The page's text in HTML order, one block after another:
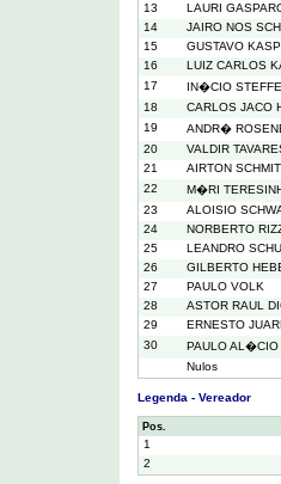
13
LAURI
14
JAIRO NOS
15
GUSTAVO
16
LUIZ CARLOS
17
IN�CIO
18
CARLOS JACO
19
ANDR�
20
VALDIR
21
AIRTON
22
M�RI
23
ALOISIO
24
NORBERTO
25
LEANDRO
26
GILBERTO
27
PAULO VOLK
28
ASTOR RAUL
29
ERNESTO
30
PAULO AL�CIO
Nulos
Legenda - Vereador
Pos.
1
2